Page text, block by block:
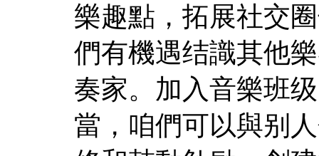
樂趣點，拓展社交
們有機遇结識其他
奏家。加入音樂班
當，咱們可以與别